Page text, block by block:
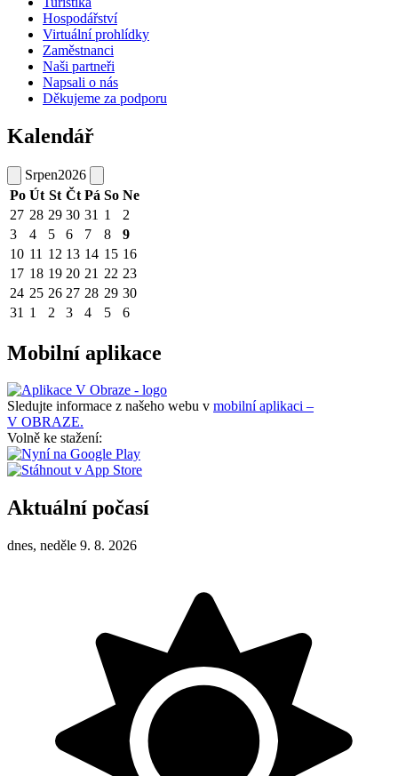
Hospodářství
Virtuální prohlídky
Zaměstnanci
Naši partneři
Napsali o nás
Děkujeme za podporu
Kalendář
Srpen2026
Po Út St Čt Pá So Ne
27 28 29 30 31 1
2
3
4 5 6 7 8
9
10 11 12 13 14 15 16
17 18 19 20 21 22 23
24 25 26 27 28 29 30
31 1 2 3 4 5 6
Mobilní aplikace
Sledujte informace z našeho webu v mobilní aplikaci –
V OBRAZE.
Volně ke stažení:
Aktuální počasí
dnes, neděle 9. 8. 2026